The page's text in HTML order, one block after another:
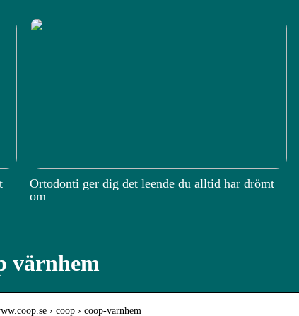
Ortodonti ger dig det leende du alltid har drömt
om
värnhem
› coop › coop-varnhem